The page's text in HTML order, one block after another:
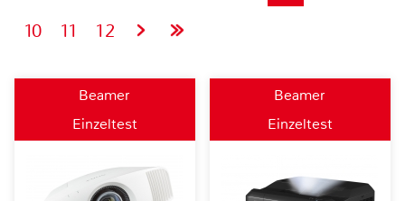
10
11 12
Beamer
Einzeltest
Beamer
Einzeltest